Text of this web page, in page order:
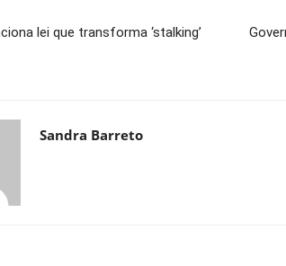
lei que transforma ‘stalking’
Sandra Barreto